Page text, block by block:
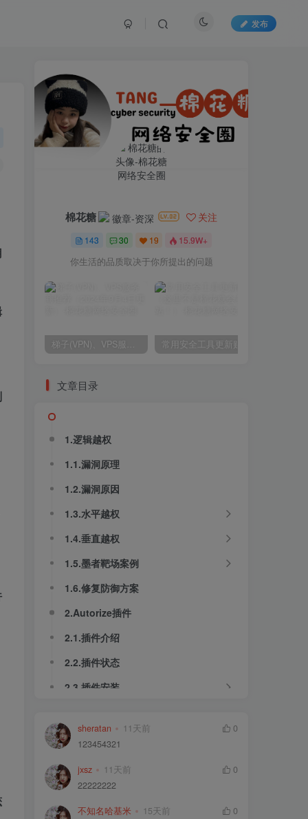
发布
棉花糖 关注
143 30 19 15.9W+
你生活的品质取决于你所提出的问题
梯子(VPN)、VPS服务商推荐（2024年9月4日更新）
文章目录
1.逻辑越权
1.1.漏洞原理
1.2.漏洞原因
1.3.水平越权
1.4.垂直越权
1.5.墨者靶场案例
1.6.修复防御方案
2.Autorize插件
2.1.插件介绍
2.2.插件状态
2.3.插件安装
3.支付漏洞
3.2.购买流程
3.3.支付漏洞分类
sheratan 11天前
0
123454321
jxsz 11天前
0
22222222
不知名哈基米 15天前
0